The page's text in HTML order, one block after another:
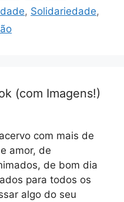
, Solidariedade,
(com Imagens!)
com mais de
amor, de
de bom dia
para todos os
algo do seu